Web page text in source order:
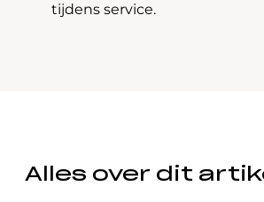
tijdens service.
Alles over dit